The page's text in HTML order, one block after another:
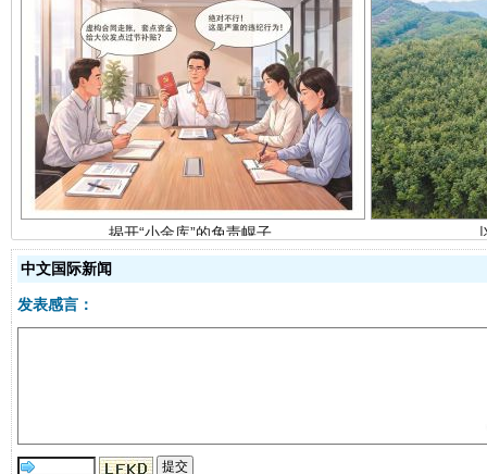
揭开“小金库”的免责幌子
中文国际新闻
发表感言：